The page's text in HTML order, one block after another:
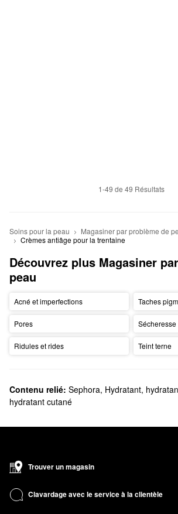
1-49 de 49 Résultats
Soins pour la peau
Magasiner par problème de
Crèmes antiâge pour la trentaine
Découvrez plus Magasiner
peau
Acné et imperfections Taches
Pores Sécheresse
Ridules et rides Teint terne
Contenu relié: Sephora, Hydratant,
hydratant cutané
Trouver un magasin
Clavardage avec le service à la clientèle